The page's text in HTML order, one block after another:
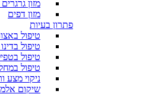
מזון
מזון דפים
פתרון בעיות
טיפול
טיפול
טיפול
טיפול
ניקוי מצע
שיקום